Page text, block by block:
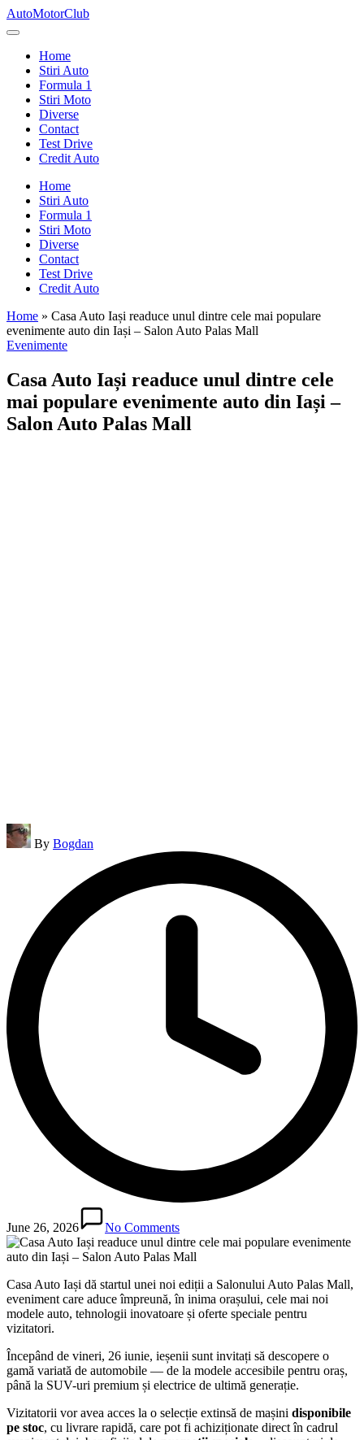
Skip
to
AutoMotorClub
Totul
masini
pasionatii
masini
Home
Stiri Auto
Formula 1
Stiri Moto
Diverse
Contact
Test Drive
Credit Auto
Home
Stiri Auto
Formula 1
Stiri Moto
Diverse
Contact
Test Drive
Credit Auto
Home » Casa Auto Iași readuce unul dintre cele mai populare
evenimente auto din Iași – Salon Auto Palas Mall
Posted
Evenimente
Casa Auto Iași readuce unul dintre cele
mai populare evenimente auto din Iași –
Salon Auto Palas Mall
Posted
by
By Bogdan
June 26, 2026 No Comments
Casa Auto Iași dă startul unei noi ediții a Salonului Auto Palas Mall,
eveniment care aduce împreună, în inima orașului, cele mai noi
modele auto, tehnologii inovatoare și oferte speciale pentru
vizitatori.
Începând de vineri, 26 iunie, ieșenii sunt invitați să descopere o
gamă variată de automobile — de la modele accesibile pentru oraș,
până la SUV-uri premium și electrice de ultimă generație.
Vizitatorii vor avea acces la o selecție extinsă de mașini disponibile
pe stoc, cu livrare rapidă, care pot fi achiziționate direct în cadrul